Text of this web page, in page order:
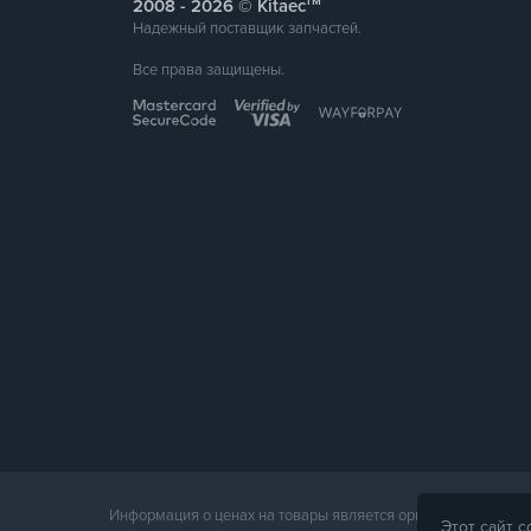
Штифт: медный сплав, посеребренная
Температура рабочей среды: -30℃～+50℃
2008 - © Kitaec
Надежный поставщик запчастей.
Все права защищены.
Информация о ценах на товары является ориентировочной
Этот сайт